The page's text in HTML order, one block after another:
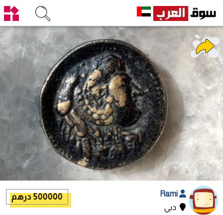
دبي
500000 درهم